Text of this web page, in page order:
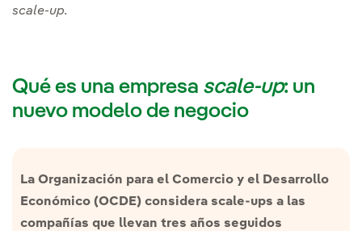
scale-up.
Qué es una empresa scale-up: un
nuevo modelo de negocio
La Organización para el Comercio y el Desarrollo
Económico (OCDE) considera scale-ups a las
compañías que llevan tres años seguidos